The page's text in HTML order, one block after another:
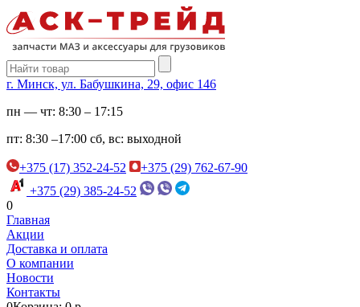
г. Минск, ул. Бабушкина, 29, офис 146
пн — чт: 8:30 – 17:15
пт: 8:30 –17:00 сб, вс: выходной
+375 (17) 352-24-52
+375 (29) 762-67-90
+375 (29) 385-24-52
0
Главная
Акции
Доставка и оплата
О компании
Новости
Контакты